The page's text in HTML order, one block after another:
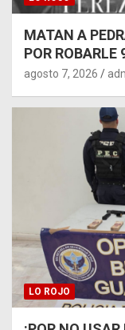
MATAN A
POR ROBARLE
agosto 7, 2026
LO ROJO